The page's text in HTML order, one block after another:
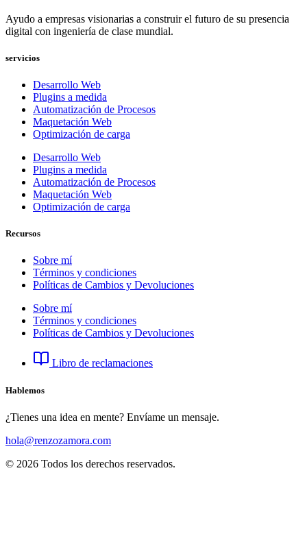
Ayudo a empresas visionarias a construir el futuro de su presencia
digital con ingeniería de clase mundial.
servicios
Desarrollo Web
Plugins a medida
Automatización de Procesos
Maquetación Web
Optimización de carga
Desarrollo Web
Plugins a medida
Automatización de Procesos
Maquetación Web
Optimización de carga
Recursos
Sobre mí
Términos y condiciones
Políticas de Cambios y Devoluciones
Sobre mí
Términos y condiciones
Políticas de Cambios y Devoluciones
Libro de reclamaciones
Hablemos
¿Tienes una idea en mente? Envíame un mensaje.
hola@renzozamora.com
© 2026 Todos los derechos reservados.